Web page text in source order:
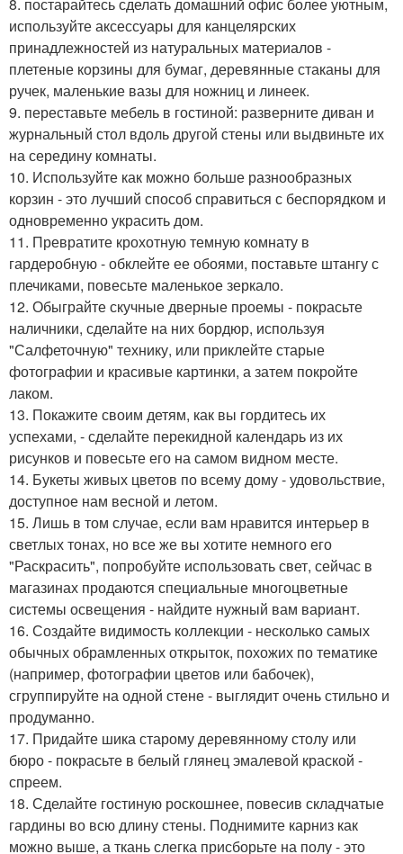
используйте аксессуары для канцелярских
принадлежностей из натуральных материалов -
плетеные корзины для бумаг, деревянные стаканы для
ручек, маленькие вазы для ножниц и линеек.
9. переставьте мебель в гостиной: разверните диван и
журнальный стол вдоль другой стены или выдвиньте их
на середину комнаты.
10. Используйте как можно больше разнообразных
корзин - это лучший способ справиться с беспорядком и
одновременно украсить дом.
11. Превратите крохотную темную комнату в
гардеробную - обклейте ее обоями, поставьте штангу с
плечиками, повесьте маленькое зеркало.
12. Обыграйте скучные дверные проемы - покрасьте
наличники, сделайте на них бордюр, используя
"Салфеточную" технику, или приклейте старые
фотографии и красивые картинки, а затем покройте
лаком.
13. Покажите своим детям, как вы гордитесь их
успехами, - сделайте перекидной календарь из их
рисунков и повесьте его на самом видном месте.
14. Букеты живых цветов по всему дому - удовольствие,
доступное нам весной и летом.
15. Лишь в том случае, если вам нравится интерьер в
светлых тонах, но все же вы хотите немного его
"Раскрасить", попробуйте использовать свет, сейчас в
магазинах продаются специальные многоцветные
системы освещения - найдите нужный вам вариант.
16. Создайте видимость коллекции - несколько самых
обычных обрамленных открыток, похожих по тематике
(например, фотографии цветов или бабочек),
сгруппируйте на одной стене - выглядит очень стильно и
продуманно.
17. Придайте шика старому деревянному столу или
бюро - покрасьте в белый глянец эмалевой краской -
спреем.
18. Сделайте гостиную роскошнее, повесив складчатые
гардины во всю длину стены. Поднимите карниз как
можно выше, а ткань слегка присборьте на полу - это